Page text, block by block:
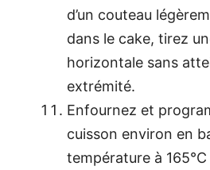
d’un couteau
dans le cake, tirez
horizontale sans
extrémité.
Enfournez et
cuisson environ en
température à